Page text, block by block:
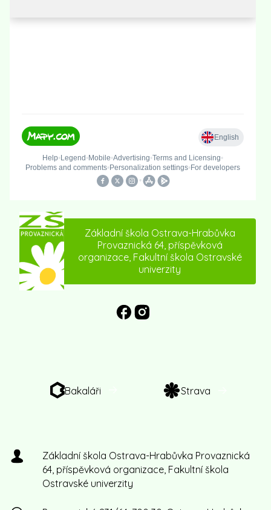
Základní škola Ostrava-Hrabůvka
Provaznická 64, příspěvková
organizace, Fakultní škola Ostravské
univerzity
Bakaláři Strava
Základní škola Ostrava-Hrabůvka Provaznická
64, příspěvková organizace, Fakultní škola
Ostravské univerzity